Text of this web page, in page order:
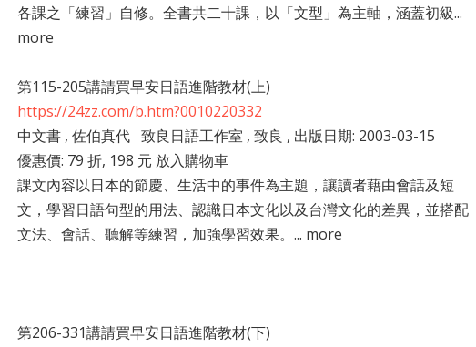
各課之「練習」自修。全書共二十課，以「文型」為主軸，涵蓋初級...
more
第115-205講請買早安日語進階教材(上)
https://24zz.com/b.htm?0010220332
中文書 , 佐伯真代 致良日語工作室 , 致良 , 出版日期: 2003-03-15
優惠價: 79 折, 198 元 放入購物車
課文內容以日本的節慶、生活中的事件為主題，讓讀者藉由會話及短
文，學習日語句型的用法、認識日本文化以及台灣文化的差異，並搭配
文法、會話、聽解等練習，加強學習效果。... more
第206-331講請買早安日語進階教材(下)